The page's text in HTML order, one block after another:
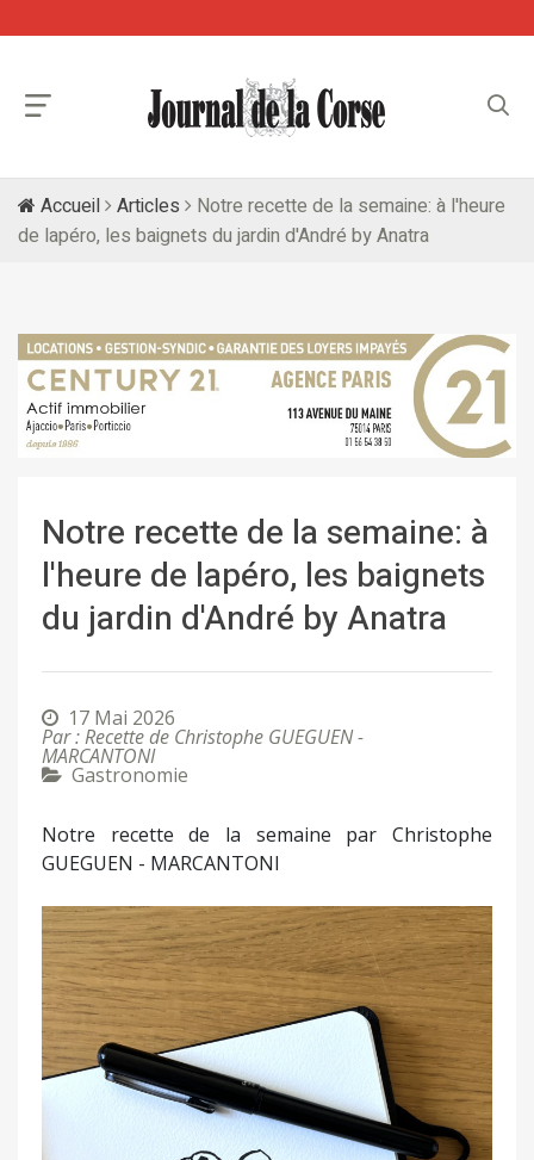
Accueil Articles
Notre recette de la semaine: à l'heure
de lapéro, les baignets du jardin d'André by Anatra
Notre recette de la semaine: à
l'heure de lapéro, les baignets
du jardin d'André by Anatra
17 Mai 2026
Par : Recette de Christophe GUEGUEN -
MARCANTONI
Gastronomie
Notre recette de la semaine par Christophe
GUEGUEN - MARCANTONI